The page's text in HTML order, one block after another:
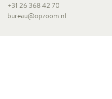
+31 26 368 42 70
bureau@opzoom.nl